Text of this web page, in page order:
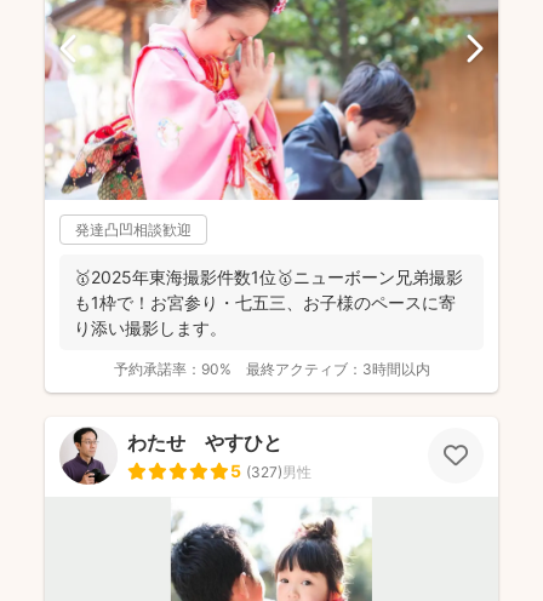
発達凸凹相談歓迎
🥇2025年東海撮影件数1位🥇ニューボーン兄弟撮影
も1枠で！お宮参り・七五三、お子様のペースに寄
り添い撮影します。
予約承諾率： 90% 最終アクティブ： 3時間以内
わたせ やすひと
5 (327)男性